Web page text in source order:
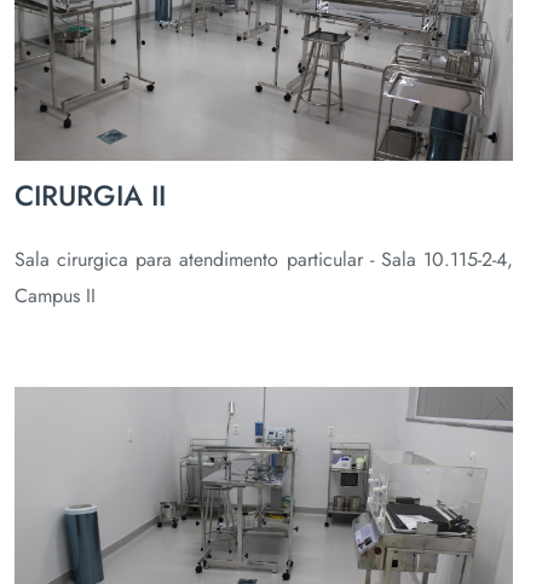
CIRURGIA II
Sala cirurgica para atendimento particular - Sala 10.115-2-4,
Campus II